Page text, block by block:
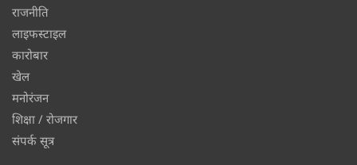
राजनीति
लाइफस्टाइल
कारोबार
खेल
मनोरंजन
शिक्षा / रोजगार
संपर्क सूत्र